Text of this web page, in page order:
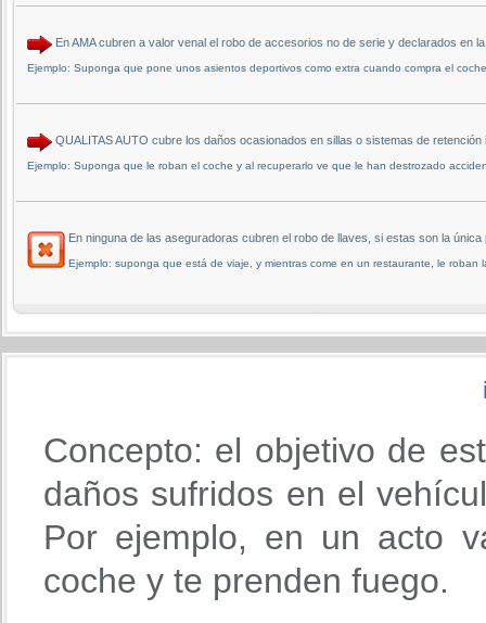
En AMA cubren a valor venal el robo de accesorios no de serie y declarados en
Ejemplo: Suponga que pone unos asientos deportivos como extra cuando compra el
QUALITAS AUTO cubre los daños ocasionados en sillas o sistemas de
Ejemplo: Suponga que le roban el coche y al recuperarlo ve que le han destrozado
En ninguna de las aseguradoras cubren el robo de llaves, si estas son la
Ejemplo: suponga que está de viaje, y mientras come en un restaurante, le
Concepto: el objetivo de
daños sufridos en el
Por ejemplo, en un acto
coche y te prenden fuego.